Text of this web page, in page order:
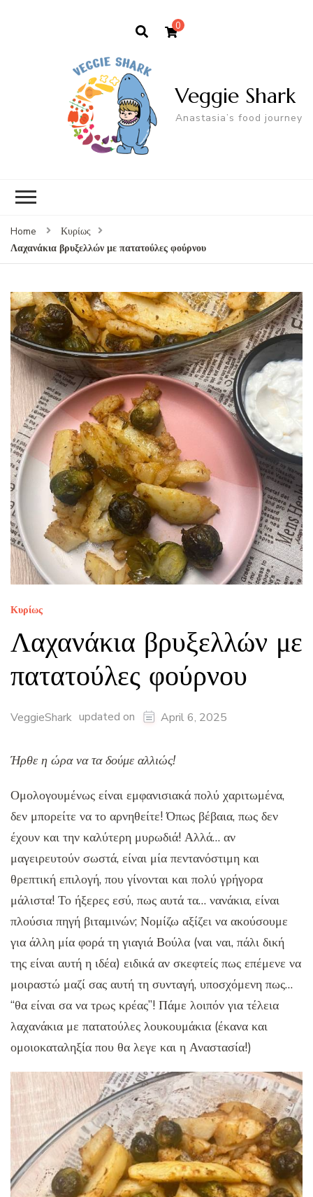
0
Veggie Shark
Anastasia’s food journey
Home
Κυρίως
Λαχανάκια βρυξελλών με πατατούλες φούρνου
Κυρίως
Λαχανάκια βρυξελλών με
πατατούλες φούρνου
VeggieShark updated on April 6, 2025
Ήρθε η ώρα να τα δούμε αλλιώς!
Ομολογουμένως είναι εμφανισιακά πολύ χαριτωμένα,
δεν μπορείτε να το αρνηθείτε! Όπως βέβαια, πως δεν
έχουν και την καλύτερη μυρωδιά! Αλλά… αν
μαγειρευτούν σωστά, είναι μία πεντανόστιμη και
θρεπτική επιλογή, που γίνονται και πολύ γρήγορα
μάλιστα! Το ήξερες εσύ, πως αυτά τα… νανάκια, είναι
πλούσια πηγή βιταμινών; Νομίζω αξίζει να ακούσουμε
για άλλη μία φορά τη γιαγιά Βούλα (ναι ναι, πάλι δική
της είναι αυτή η ιδέα) ειδικά αν σκεφτείς πως επέμενε να
μοιραστώ μαζί σας αυτή τη συνταγή, υποσχόμενη πως…
“θα είναι σα να τρως κρέας”! Πάμε λοιπόν για τέλεια
λαχανάκια με πατατούλες λουκουμάκια (έκανα και
ομοιοκαταληξία που θα λεγε και η Αναστασία!)